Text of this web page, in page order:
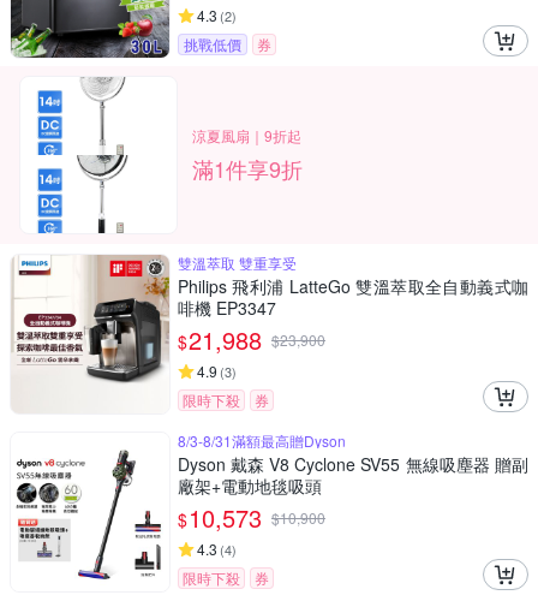
4.3 (2)
挑戰低價 券
涼夏風扇｜9折起
滿1件享9折
雙溫萃取 雙重享受
Philips 飛利浦 LatteGo 雙溫萃取全自動義式咖
啡機 EP3347
$21,988 $23,900
4.9 (3)
限時下殺
券
8/3-8/31滿額最高贈Dyson
Dyson 戴森 V8 Cyclone SV55 無線吸塵器 贈副
廠架+電動地毯吸頭
$10,573 $10,900
4.3 (4)
限時下殺
券